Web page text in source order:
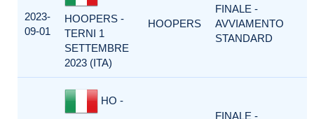
2023-
09-01
HOOPERS -
TERNI 1
SETTEMBRE
2023 (ITA)
HOOPERS
FINALE -
AVVIAMENTO
STANDARD
HO -
FINALE -